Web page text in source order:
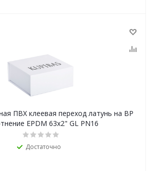
ПВХ клеевая переход латунь на ВР
EPDM 63x2" GL PN16
Достаточно